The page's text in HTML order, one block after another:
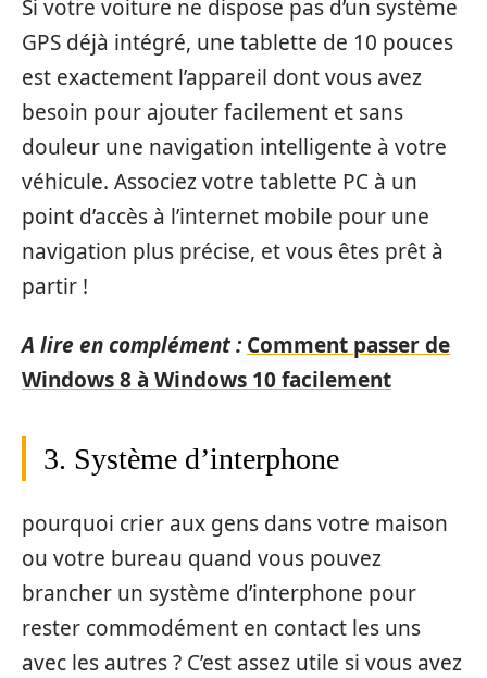
Si votre voiture ne dispose pas d’un système
GPS déjà intégré, une tablette de 10 pouces
est exactement l’appareil dont vous avez
besoin pour ajouter facilement et sans
douleur une navigation intelligente à votre
véhicule. Associez votre tablette PC à un
point d’accès à l’internet mobile pour une
navigation plus précise, et vous êtes prêt à
partir !
A lire en complément : Comment passer de
Windows 8 à Windows 10 facilement
3. Système d’interphone
pourquoi crier aux gens dans votre maison
ou votre bureau quand vous pouvez
brancher un système d’interphone pour
rester commodément en contact les uns
avec les autres ? C’est assez utile si vous avez